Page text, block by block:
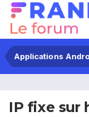
Applications
IP fixe sur